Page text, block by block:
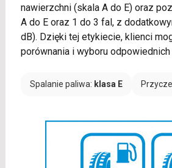
nawierzchni (skala A do E) oraz
A do E oraz 1 do 3 fal, z
dB). Dzięki tej etykiecie, klienci
porównania i wyboru odpowiednich
Spalanie paliwa: klasa E